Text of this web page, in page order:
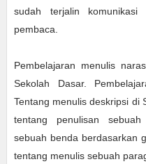
sudah terjalin
pembaca.
Pembelajaran menulis
Sekolah Dasar.
Tentang menulis deskripsi di
tentang penulisan
sebuah benda berdasarkan
tentang menulis sebuah